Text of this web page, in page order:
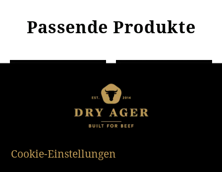
Passende Produkte
Cookie-Einstellungen